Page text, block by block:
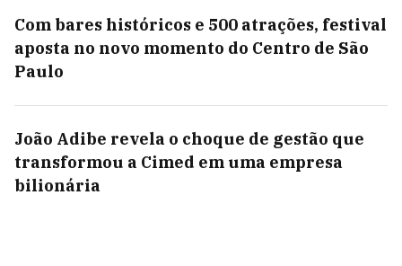
Com bares históricos e 500 atrações, festival
aposta no novo momento do Centro de São
Paulo
João Adibe revela o choque de gestão que
transformou a Cimed em uma empresa
bilionária